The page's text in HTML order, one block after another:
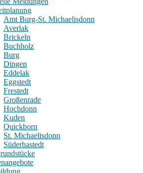
Amt Burg-St. Michaelisdonn
Averlak
Brickeln
Buchholz
Burg
Dingen
Eddelak
Eggstedt
Frestedt
Großenrade
Hochdonn
Kuden
Quickborn
St. Michaelisdonn
Süderhastedt